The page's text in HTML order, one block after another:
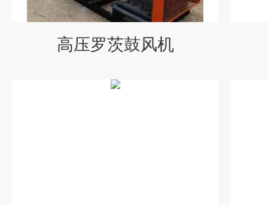
高压罗茨鼓风机